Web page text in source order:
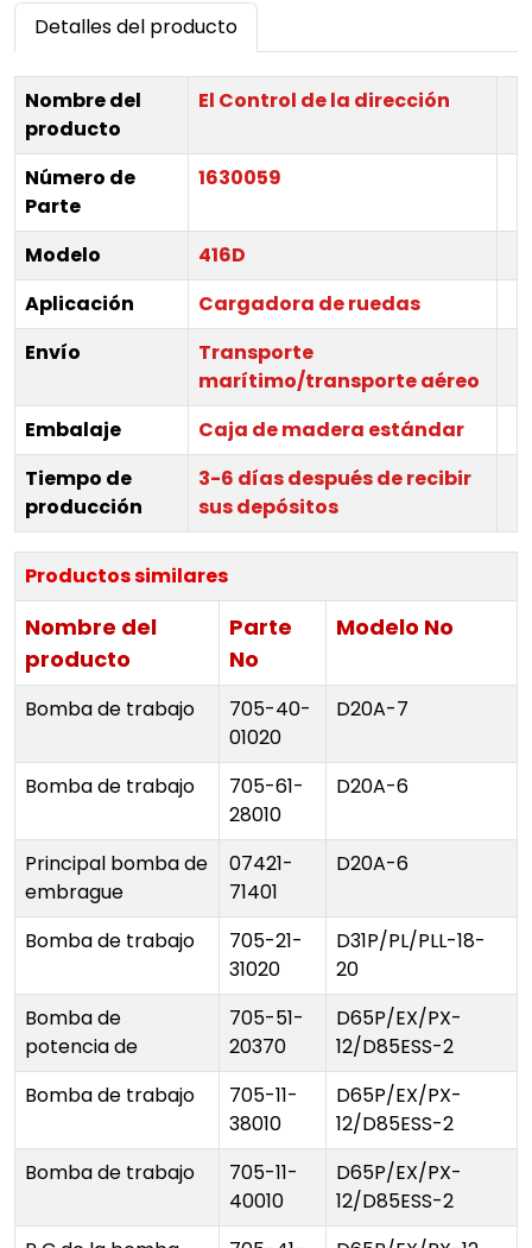
Detalles del producto
Nombre del
producto
El Control de la dirección
Número de
Parte
1630059
Modelo
416D
Aplicación
Cargadora de ruedas
Envío
Transporte
marítimo/transporte aéreo
Embalaje
Caja de madera estándar
Tiempo de
producción
3-6 días después de recibir
sus depósitos
Productos similares
Nombre del
producto
Parte
No
Modelo No
Bomba de trabajo
705-40-
01020
D20A-7
Bomba de trabajo
705-61-
28010
D20A-6
Principal bomba de
embrague
07421-
71401
D20A-6
Bomba de trabajo
705-21-
31020
D31P/PL/PLL-18-
20
Bomba de
potencia de
705-51-
20370
D65P/EX/PX-
12/D85ESS-2
Bomba de trabajo
705-11-
38010
D65P/EX/PX-
12/D85ESS-2
Bomba de trabajo
705-11-
40010
D65P/EX/PX-
12/D85ESS-2